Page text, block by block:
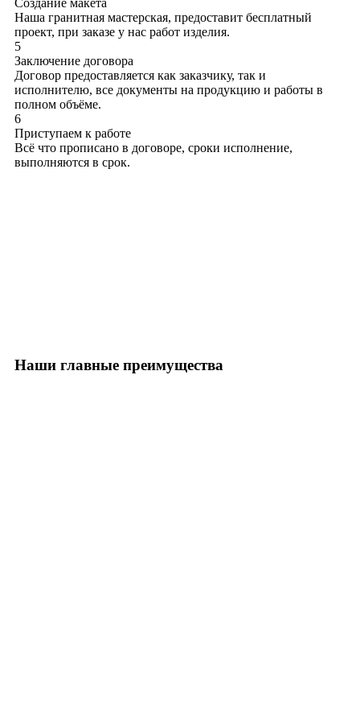
Создание макета
Наша гранитная мастерская, предоставит бесплатный
проект, при заказе у нас работ изделия.
5
Заключение договора
Договор предоставляется как заказчику, так и
исполнителю, все документы на продукцию и работы в
полном объёме.
6
Приступаем к работе
Всё что прописано в договоре, сроки исполнение,
выполняются в срок.
Наши главные преимущества